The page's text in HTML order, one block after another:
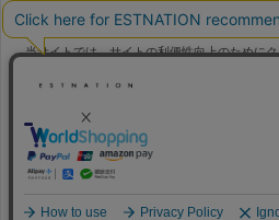
HELP
FAQ
当サイトでは、サイトの利便性向上のために
ーの使用に同意したことになります。クッキ
ー
をご確認ください。